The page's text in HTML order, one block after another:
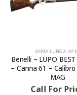
ARMA LUNGA,
Benelli – LUPO BEST
– Canna 61 –
MAG
Call For